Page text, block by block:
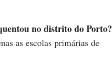
no distrito do Porto?
as escolas primárias de